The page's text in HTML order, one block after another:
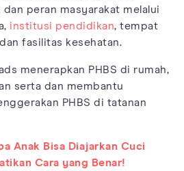
peran masyarakat melalui
institusi pendidikan, tempat
fasilitas kesehatan.
menerapkan PHBS di rumah,
serta dan membantu
PHBS di tatanan
Anak Bisa Diajarkan Cuci
Cara yang Benar!